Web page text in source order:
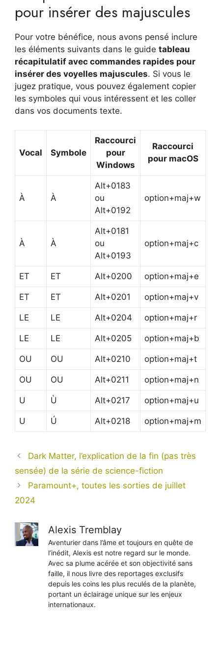
pour insérer des majuscules
Pour votre bénéfice, nous avons pensé inclure
les éléments suivants dans le guide tableau
récapitulatif avec commandes rapides pour
insérer des voyelles majuscules. Si vous le
jugez pratique, vous pouvez également copier
les symboles qui vous intéressent et les coller
dans vos documents texte.
Vocal Symbole
Raccourci
pour
Windows
Raccourci
pour macOS
À À
Alt+0183
ou
Alt+0192
option+maj+w
À À
Alt+0181
ou
Alt+0193
option+maj+c
ET ET Alt+0200 option+maj+e
ET ET Alt+0201 option+maj+v
LE LE Alt+0204 option+maj+r
LE LE Alt+0205 option+maj+b
OU OU Alt+0210 option+maj+t
OU OU Alt+0211 option+maj+n
U Ù Alt+0217 option+maj+u
U Ú Alt+0218 option+maj+m
Dark Matter, l’explication de la fin (pas très
sensée) de la série de science-fiction
Paramount+, toutes les sorties de juillet
2024
Alexis Tremblay
Aventurier dans l’âme et toujours en quête de
l’inédit, Alexis est notre regard sur le monde.
Avec sa plume acérée et son objectivité sans
faille, il nous livre des reportages exclusifs
depuis les coins les plus reculés de la planète,
portant un éclairage unique sur les enjeux
internationaux.